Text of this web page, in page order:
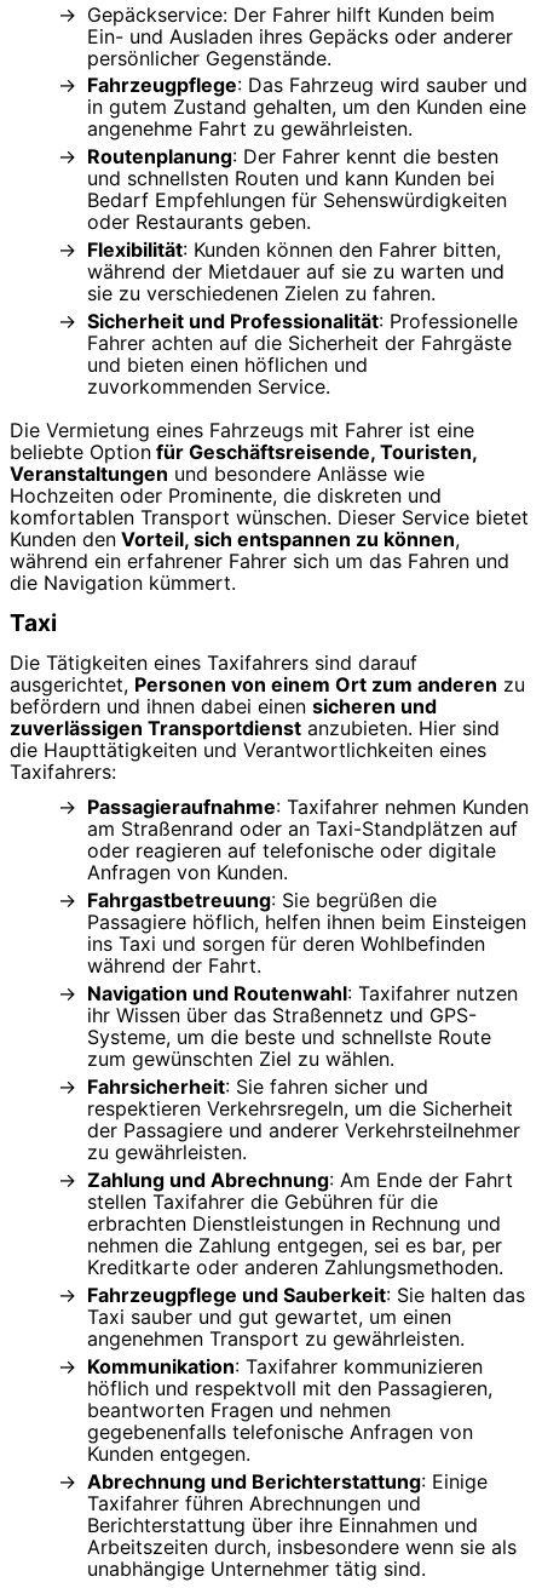
Gepäckservice: Der Fahrer hilft Kunden beim
Ein- und Ausladen ihres Gepäcks oder anderer
persönlicher Gegenstände.
Fahrzeugpflege: Das Fahrzeug wird sauber und
in gutem Zustand gehalten, um den Kunden eine
angenehme Fahrt zu gewährleisten.
Routenplanung: Der Fahrer kennt die besten
und schnellsten Routen und kann Kunden bei
Bedarf Empfehlungen für Sehenswürdigkeiten
oder Restaurants geben.
Flexibilität: Kunden können den Fahrer bitten,
während der Mietdauer auf sie zu warten und
sie zu verschiedenen Zielen zu fahren.
Sicherheit und Professionalität: Professionelle
Fahrer achten auf die Sicherheit der Fahrgäste
und bieten einen höflichen und
zuvorkommenden Service.
Die Vermietung eines Fahrzeugs mit Fahrer ist eine
beliebte Option für Geschäftsreisende, Touristen,
Veranstaltungen und besondere Anlässe wie
Hochzeiten oder Prominente, die diskreten und
komfortablen Transport wünschen. Dieser Service bietet
Kunden den Vorteil, sich entspannen zu können,
während ein erfahrener Fahrer sich um das Fahren und
die Navigation kümmert.
Taxi
Die Tätigkeiten eines Taxifahrers sind darauf
ausgerichtet, Personen von einem Ort zum anderen zu
befördern und ihnen dabei einen sicheren und
zuverlässigen Transportdienst anzubieten. Hier sind
die Haupttätigkeiten und Verantwortlichkeiten eines
Taxifahrers:
Passagieraufnahme: Taxifahrer nehmen Kunden
am Straßenrand oder an Taxi-Standplätzen auf
oder reagieren auf telefonische oder digitale
Anfragen von Kunden.
Fahrgastbetreuung: Sie begrüßen die
Passagiere höflich, helfen ihnen beim Einsteigen
ins Taxi und sorgen für deren Wohlbefinden
während der Fahrt.
Navigation und Routenwahl: Taxifahrer nutzen
ihr Wissen über das Straßennetz und GPS-
Systeme, um die beste und schnellste Route
zum gewünschten Ziel zu wählen.
Fahrsicherheit: Sie fahren sicher und
respektieren Verkehrsregeln, um die Sicherheit
der Passagiere und anderer Verkehrsteilnehmer
zu gewährleisten.
Zahlung und Abrechnung: Am Ende der Fahrt
stellen Taxifahrer die Gebühren für die
erbrachten Dienstleistungen in Rechnung und
nehmen die Zahlung entgegen, sei es bar, per
Kreditkarte oder anderen Zahlungsmethoden.
Fahrzeugpflege und Sauberkeit: Sie halten das
Taxi sauber und gut gewartet, um einen
angenehmen Transport zu gewährleisten.
Kommunikation: Taxifahrer kommunizieren
höflich und respektvoll mit den Passagieren,
beantworten Fragen und nehmen
gegebenenfalls telefonische Anfragen von
Kunden entgegen.
Abrechnung und Berichterstattung: Einige
Taxifahrer führen Abrechnungen und
Berichterstattung über ihre Einnahmen und
Arbeitszeiten durch, insbesondere wenn sie als
unabhängige Unternehmer tätig sind.